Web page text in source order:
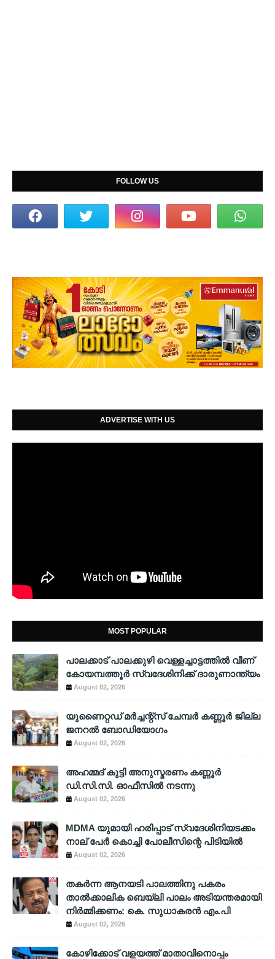
FOLLOW US
ADVERTISE WITH US
MOST POPULAR
പാലക്കാട് പാലക്കുഴി വെള്ളച്ചാട്ടത്തില്‍ വീണ്
കോയമ്പത്തൂര്‍ സ്വദേശിനിക്ക് ദാരുണാന്ത്യം
August 02, 2026
യുണൈറ്റഡ് മർച്ചന്റ്സ് ചേമ്പർ കണ്ണൂർ ജില്ല
ജനറൽ ബോഡിയോഗം
August 02, 2026
അഹമ്മദ് കുട്ടി അനുസ്മരണം കണ്ണൂർ
ഡി.സി.സി. ഓഫീസിൽ നടന്നു
August 02, 2026
MDMA യുമായി ഹരിപ്പാട് സ്വദേശിനിയടക്കം
നാല് പേർ കൊച്ചി പോലീസിന്റെ പിടിയിൽ
August 02, 2026
തകർന്ന ആനയടി പാലത്തിനു പകരം
താൽക്കാലിക ബെയ്‌ലി പാലം അടിയന്തരമായി
നിർമ്മിക്കണം: കെ. സുധാകരൻ എം.പി
August 02, 2026
കോഴിക്കോട് വളയത്ത് മാതാവിനൊപ്പം